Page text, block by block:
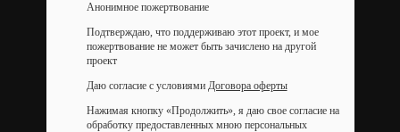
Анонимное пожертвование
Подтверждаю, что поддерживаю этот проект, и мое
пожертвование не может быть зачислено на другой
проект
Даю согласие с условиями Договора оферты
Нажимая кнопку «Продолжить», я даю свое согласие на
обработку предоставленных мною персональных